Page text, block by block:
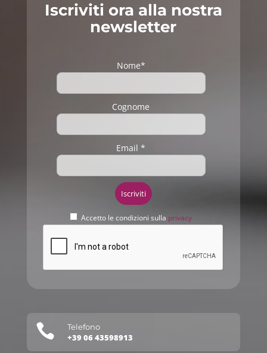
Iscriviti ora alla nostra
newsletter
Nome*
Cognome
Email *
Accetto le condizioni sulla privacy
 Telefono
+39 06 43598913